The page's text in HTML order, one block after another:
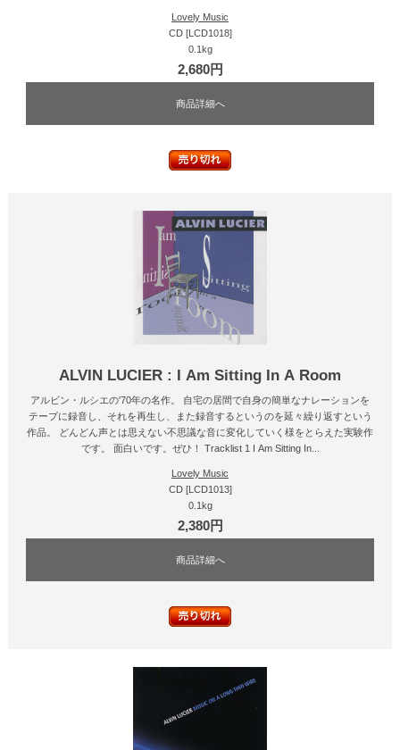
Lovely Music
CD [LCD1018]
0.1kg
2,680円
商品詳細へ
ALVIN LUCIER : I Am Sitting In A Room
アルビン・ルシエの'70年の名作。 自宅の居間で自身の簡単なナレーションを
テープに録音し、それを再生し、また録音するというのを延々繰り返すという
作品。 どんどん声とは思えない不思議な音に変化していく様をとらえた実験作
です。 面白いです。ぜひ！ Tracklist 1 I Am Sitting In...
Lovely Music
CD [LCD1013]
0.1kg
2,380円
商品詳細へ